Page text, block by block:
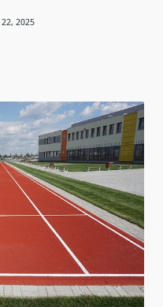
22, 2025